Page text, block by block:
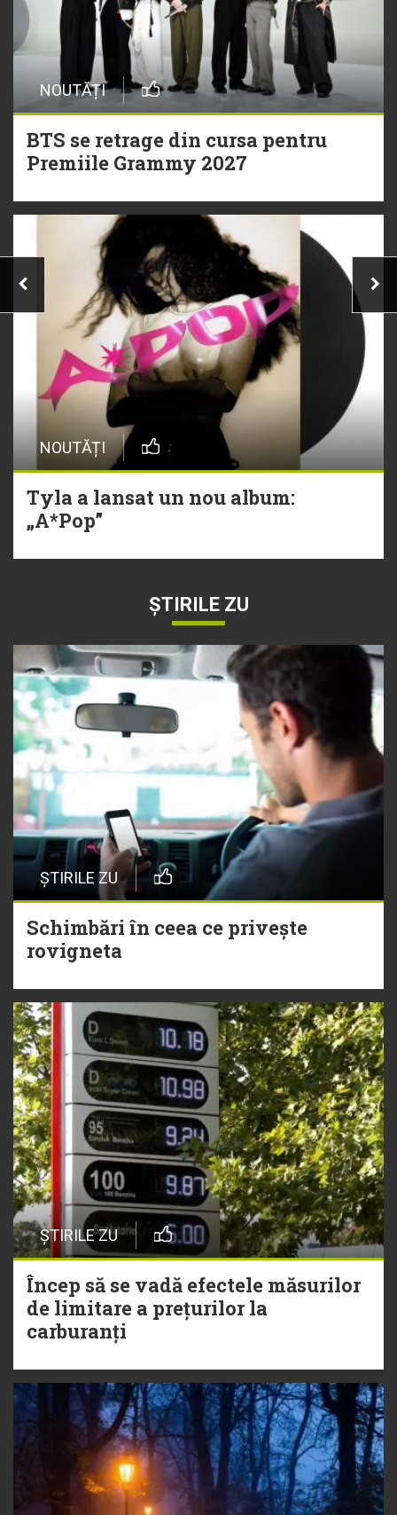
NOUTĂȚI
BTS se retrage din cursa pentru
Premiile Grammy 2027
NOUTĂȚI
Tyla a lansat un nou album:
„A*Pop”
ȘTIRILE ZU
ȘTIRILE ZU
Schimbări în ceea ce privește
rovigneta
ȘTIRILE ZU
Încep să se vadă efectele măsurilor
de limitare a prețurilor la
carburanți